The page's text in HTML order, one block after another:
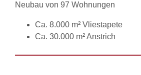
Neubau von 97 Wohnungen
Ca. 8.000 m² Vliestapete
Ca. 30.000 m² Anstrich